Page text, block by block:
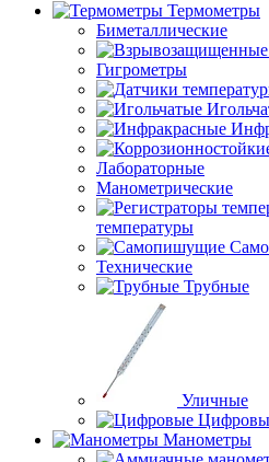
Термометры
Биметаллические
Гигрометры
Лабораторные
Манометрические
температуры
Технические
Трубные
Уличные
Манометры